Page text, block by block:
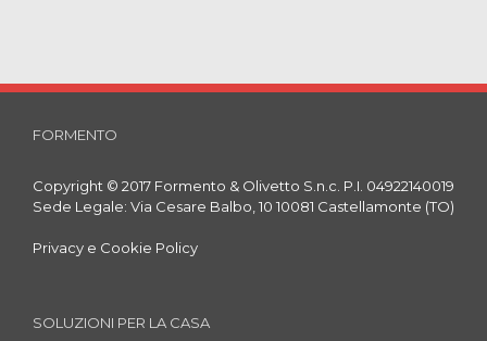
FORMENTO
Copyright © 2017 Formento & Olivetto S.n.c. P.I. 04922140019
Sede Legale: Via Cesare Balbo, 10 10081 Castellamonte (TO)
Privacy e Cookie Policy
SOLUZIONI PER LA CASA